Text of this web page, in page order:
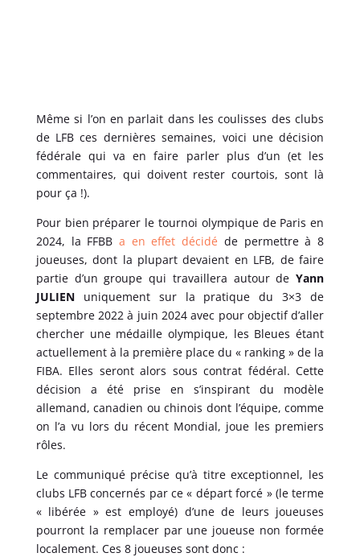
Même si l’on en parlait dans les coulisses des clubs
de LFB ces dernières semaines, voici une décision
fédérale qui va en faire parler plus d’un (et les
commentaires, qui doivent rester courtois, sont là
pour ça !).
Pour bien préparer le tournoi olympique de Paris en
2024, la FFBBa en effet décidé de permettre à 8
joueuses, dont la plupart devaient en LFB, de faire
partie d’un groupe qui travaillera autour deYann
JULIENuniquement sur la pratique du 3×3 de
septembre 2022 à juin 2024 avec pour objectif d’aller
chercher une médaille olympique, les Bleues étant
actuellement à la première place du « ranking » de la
FIBA. Elles seront alors sous contrat fédéral. Cette
décision a été prise en s’inspirant du modèle
allemand, canadien ou chinois dont l’équipe, comme
on l’a vu lors du récent Mondial, joue les premiers
rôles.
Le communiqué précise qu’à titre exceptionnel, les
clubs LFB concernés par ce « départ forcé » (le terme
« libérée » est employé) d’une de leurs joueuses
pourront la remplacer par une joueuse non formée
localement. Ces 8 joueuses sont donc :